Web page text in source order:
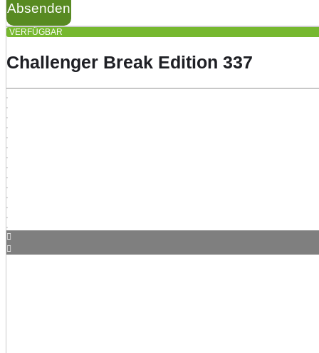
Absenden
VERFÜGBAR
Challenger Break Edition 337